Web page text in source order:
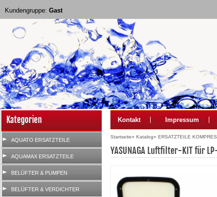
Kundengruppe: Gast
Kategorien
AQUATO ERSATZTEILE
AQUAMAX ERSATZTEILE
BELÜFTER & PUMPEN
BELÜFTER & VERDICHTER
Kontakt Impressum
Startseite» Katalog» ERSATZTEILE
YASUNAGA Luftfilter-KIT für